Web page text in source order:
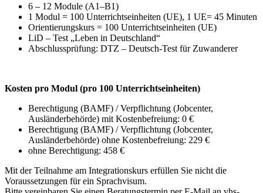
6 – 12 Module (A1–B1)
1 Modul = 100 Unterrichtseinheiten (UE), 1 UE= 45 Minuten
Orientierungskurs = 100 Unterrichtseinheiten (UE)
LiD – Test „Leben in Deutschland“
Abschlussprüfung: DTZ – Deutsch-Test für Zuwanderer
Kosten pro Modul (pro 100 Unterrichtseinheiten)
Berechtigung (BAMF) / Verpflichtung (Jobcenter,
Ausländerbehörde) mit Kostenbefreiung: 0 €
Berechtigung (BAMF) / Verpflichtung (Jobcenter,
Ausländerbehörde) ohne Kostenbefreiung: 229 €
ohne Berechtigung: 458 €
Mit der Teilnahme am Integrationskurs erfüllen Sie nicht die
Voraussetzungen für ein Sprachvisum.